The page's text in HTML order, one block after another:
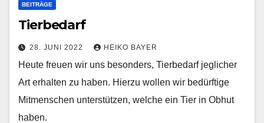
BEITRÄGE
Tierbedarf
28. JUNI 2022 HEIKO BAYER
Heute freuen wir uns besonders, Tierbedarf jeglicher
Art erhalten zu haben. Hierzu wollen wir bedürftige
Mitmenschen unterstützen, welche ein Tier in Obhut
haben.